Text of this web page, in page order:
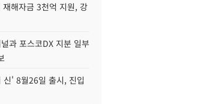
해자금 3천억 지원, 강
과 포스코DX 지분 일부
' 8월26일 출시, 진입